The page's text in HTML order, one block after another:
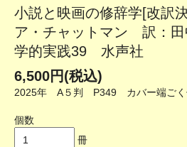
小説と映画の修辞学[改訳
ア・チャットマン 訳：
学的実践39 水声社
6,500円(税込)
2025年 A５判 P349 カバー端ごく
個数
冊